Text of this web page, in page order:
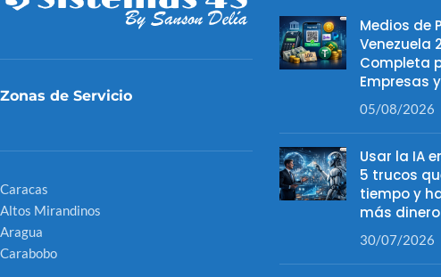
Zonas de Servicio
Caracas
Altos Mirandinos
Aragua
Carabobo
Medios de
Venezuela
Completa
Empresas
05/08/2026
Usar la IA
5 trucos
tiempo y
más dinero
30/07/2026